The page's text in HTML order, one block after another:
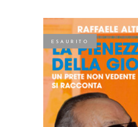
ESAURITO
LEGGI TUTTO